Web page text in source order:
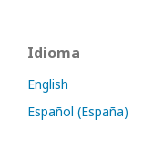
Idioma
English
Español (España)